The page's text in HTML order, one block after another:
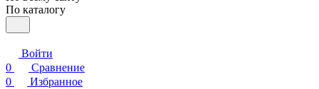
По каталогу
Войти
0
Сравнение
0
Избранное